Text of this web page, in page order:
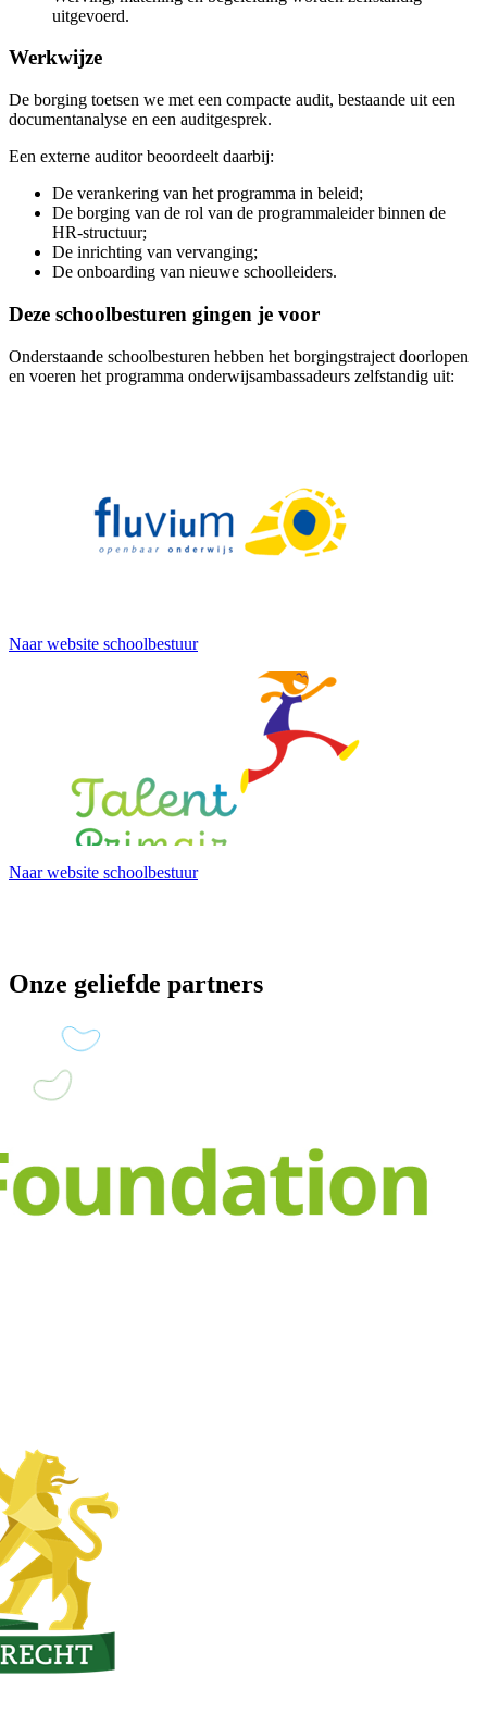
uitgevoerd.
Werkwijze
De borging toetsen we met een compacte audit, bestaande uit een
documentanalyse en een auditgesprek.
Een externe auditor beoordeelt daarbij:
De verankering van het programma in beleid;
De borging van de rol van de programmaleider binnen de
HR-structuur;
De inrichting van vervanging;
De onboarding van nieuwe schoolleiders.
Deze schoolbesturen gingen je voor
Onderstaande schoolbesturen hebben het borgingstraject doorlopen
en voeren het programma onderwijsambassadeurs zelfstandig uit:
Naar website schoolbestuur
Naar website schoolbestuur
Onze geliefde partners